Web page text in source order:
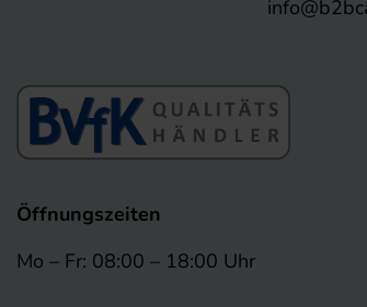
Öffnungszeiten
Mo – Fr: 08:00 – 18:00 Uhr